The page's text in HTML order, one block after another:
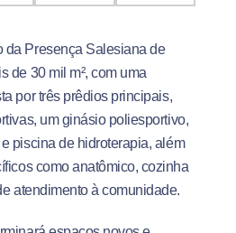
da Presença Salesiana de
de 30 mil m², com uma
por três prêdios principais,
um ginásio poliesportivo,
piscina de hidroterapia, além
como anatômico, cozinha
atendimento à comunidade.